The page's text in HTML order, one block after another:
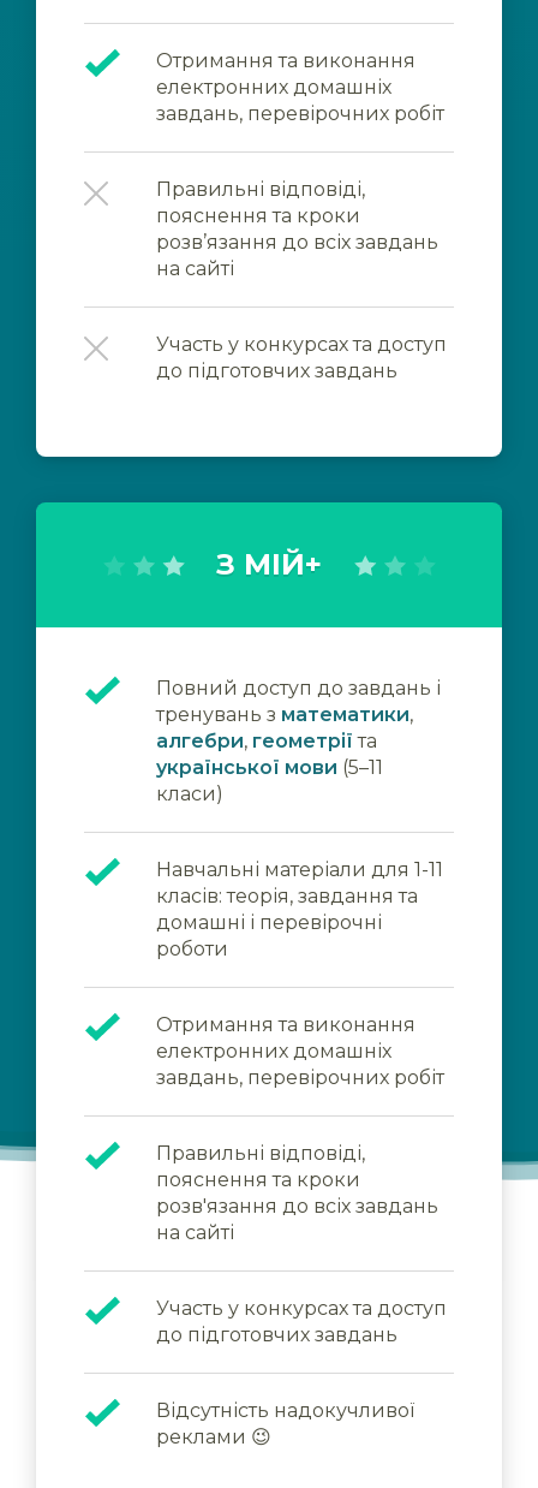
Отримання та виконання
електронних домашніх
завдань, перевірочних робіт
Правильні відповіді,
пояснення та кроки
розв’язання до всіх завдань
на сайті
Участь у конкурсах та доступ
до підготовчих завдань
З МІЙ+
Повний доступ до завдань і
тренувань з математики,
алгебри, геометрії та
української мови (5–11
класи)
Навчальні матеріали для 1-11
класів: теорія, завдання та
домашні і перевірочні
роботи
Отримання та виконання
електронних домашніх
завдань, перевірочних робіт
Правильні відповіді,
пояснення та кроки
розв'язання до всіх завдань
на сайті
Участь у конкурсах та доступ
до підготовчих завдань
Відсутність надокучливої
реклами 😉